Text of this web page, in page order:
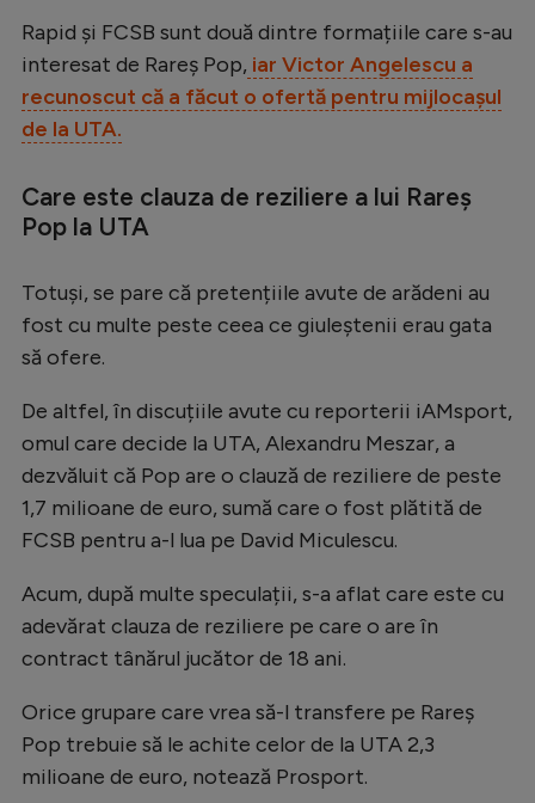
Ligue 1
Campionate
Handbal
Natație
Formula 1
Rugby
Alte sporturi
JO 2024
Rapid și FCSB sunt două dintre formațiile care s-au
interesat de Rareș Pop, iar Victor Angelescu a
recunoscut că a făcut o ofertă pentru mijlocașul
de la UTA.
Care este clauza de reziliere a lui Rareș
Pop la UTA
Totuși, se pare că pretențiile avute de arădeni au
fost cu multe peste ceea ce giuleștenii erau gata
să ofere.
De altfel, în discuțiile avute cu reporterii iAMsport,
omul care decide la UTA, Alexandru Meszar, a
dezvăluit că Pop are o clauză de reziliere de peste
1,7 milioane de euro, sumă care o fost plătită de
FCSB pentru a-l lua pe David Miculescu.
Acum, după multe speculații, s-a aflat care este cu
adevărat clauza de reziliere pe care o are în
contract tânărul jucător de 18 ani.
Orice grupare care vrea să-l transfere pe Rareș
Pop trebuie să le achite celor de la UTA 2,3
milioane de euro, notează Prosport.